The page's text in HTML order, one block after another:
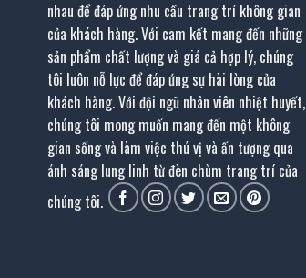
nhau để đáp ứng nhu cầu trang trí không gian
của khách hàng. Với cam kết mang đến những
sản phẩm chất lượng và giá cả hợp lý, chúng
tôi luôn nỗ lực để đáp ứng sự hài lòng của
khách hàng. Với đội ngũ nhân viên nhiệt huyết,
chúng tôi mong muốn mang đến một không
gian sống và làm việc thú vị và ấn tượng qua
ánh sáng lung linh từ đèn chùm trang trí của
chúng tôi.